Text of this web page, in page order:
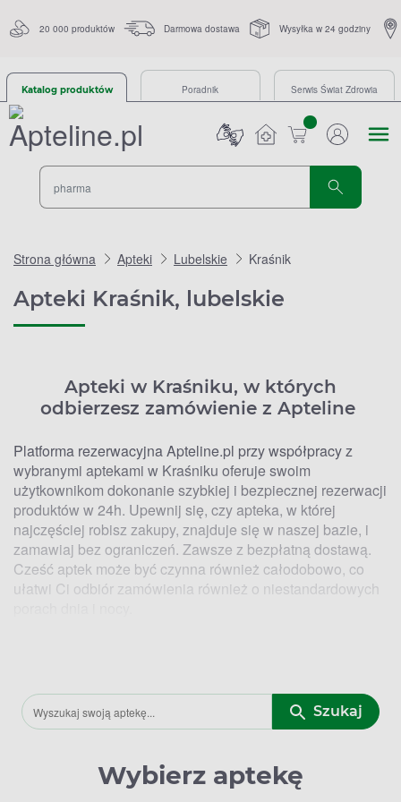
20 000 produktów Darmowa dostawa Wysyłka w 24 godziny
Katalog produktów Poradnik Serwis Świat Zdrowia
sztuk
Strona główna Apteki Lubelskie Kraśnik
Apteki Kraśnik, lubelskie
Apteki w Kraśniku, w których
odbierzesz zamówienie z Apteline
Platforma rezerwacyjna Apteline.pl przy współpracy z
wybranymi aptekami w Kraśniku oferuje swoim
użytkownikom dokonanie szybkiej i bezpiecznej rezerwacji
produktów w 24h. Upewnij się, czy apteka, w której
najczęściej robisz zakupy, znajduje się w naszej bazie, i
zamawiaj bez ograniczeń. Zawsze z bezpłatną dostawą.
Cześć aptek może być czynna również całodobowo, co
ułatwi Ci odbiór zamówienia również o niestandardowych
zamówienie z Apteline
zamówienia? Za pośrednictwem Apteline.pl dokonasz
szybkiej, pewnej i bezpiecznej rezerwacji do jednej ze
Szukaj
Wybierz aptekę